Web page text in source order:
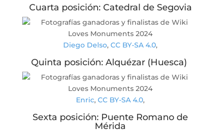
Cuarta posición: Catedral de Segovia
Diego Delso,CC BY-SA 4.0,
Quinta posición: Alquézar (Huesca)
Enric,CC BY-SA 4.0,
Sexta posición: Puente Romano de
Mérida